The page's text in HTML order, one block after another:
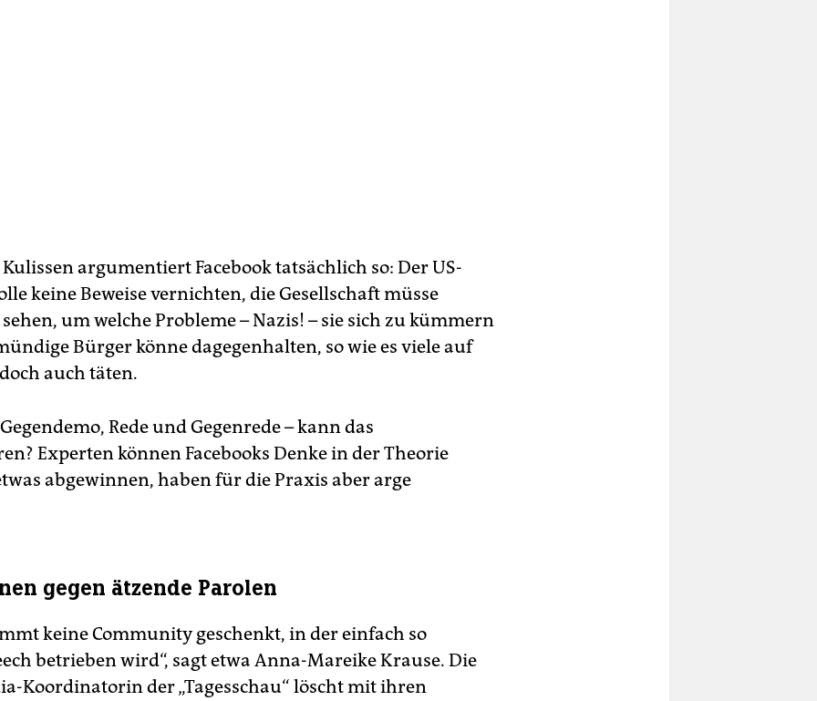
argumentiert Facebook tatsächlich so: Der US-
keine Beweise vernichten, die Gesellschaft müsse
um welche Probleme – Nazis! – sie sich zu kümmern
Bürger könne dagegenhalten, so wie es viele auf
auch täten.
Rede und Gegenrede – kann das
Experten können Facebooks Denke in der Theorie
abgewinnen, haben für die Praxis aber arge
gegen ätzende Parolen
keine Community geschenkt, in der einfach so
betrieben wird“, sagt etwa Anna-Mareike Krause. Die
Koordinatorin der „Tagesschau“ löscht mit ihren